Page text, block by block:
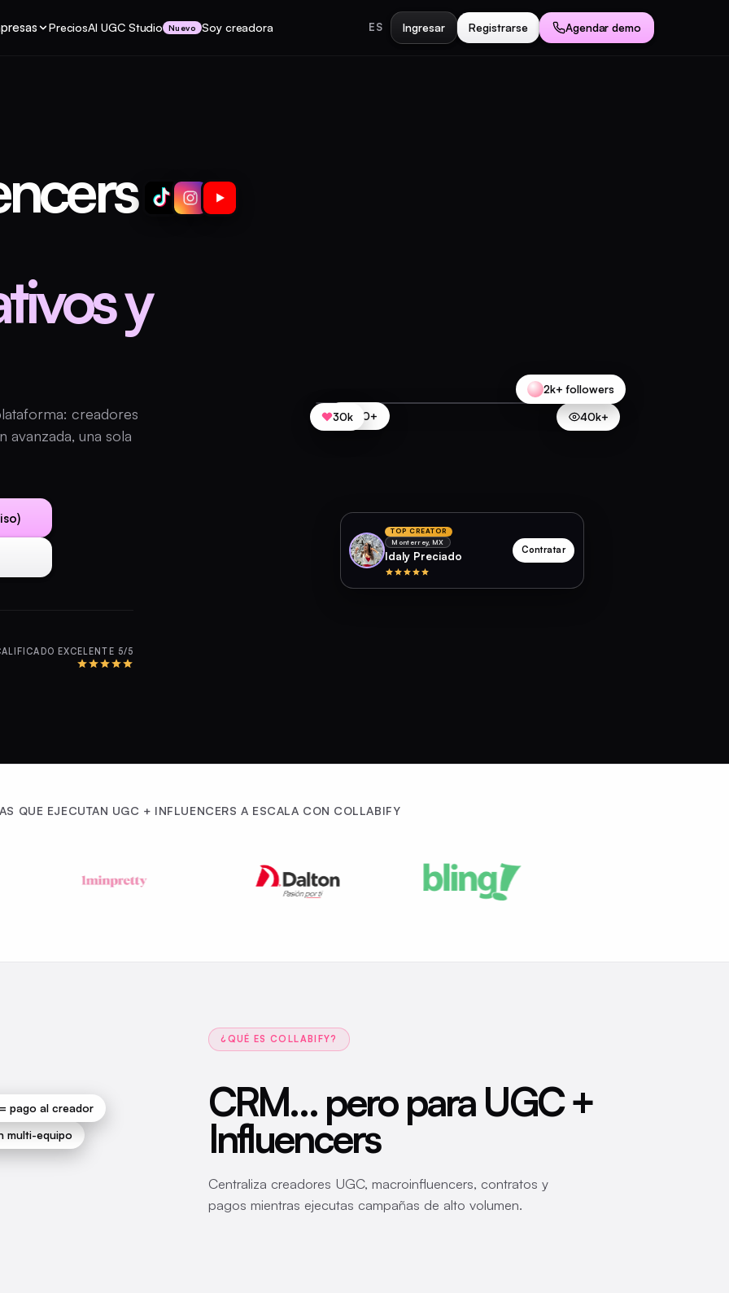
PreciosAI UGC Studio Nuevo Soy creadora ES Ingresar Registrarse Agendar demo
y
creadores
avanzada, una sola
EXCELENTE 5/5
100+ 40k+
30k
2k+ followers
TOP CREATOR
Monterrey, MX
Idaly Preciado Contratar
QUE EJECUTAN UGC + INFLUENCERS A ESCALA CON COLLABIFY
multi-equipo
pago al creador
¿QUÉ ES COLLABIFY?
CRM… pero para UGC +
Influencers
Centraliza creadores UGC, macroinfluencers, contratos y
pagos mientras ejecutas campañas de alto volumen.